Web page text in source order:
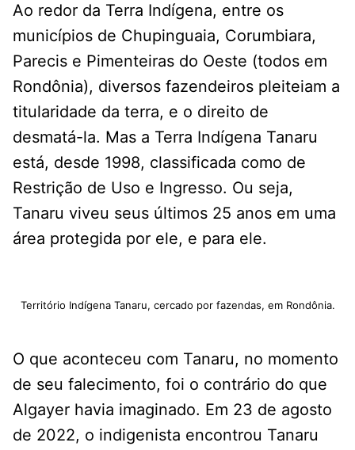
Ao redor da Terra Indígena, entre os
municípios de Chupinguaia, Corumbiara,
Parecis e Pimenteiras do Oeste (todos em
Rondônia), diversos fazendeiros pleiteiam a
titularidade da terra, e o direito de
desmatá-la. Mas a Terra Indígena Tanaru
está, desde 1998, classificada como de
Restrição de Uso e Ingresso. Ou seja,
Tanaru viveu seus últimos 25 anos em uma
área protegida por ele, e para ele.
Território Indígena Tanaru, cercado por fazendas, em Rondônia.
O que aconteceu com Tanaru, no momento
de seu falecimento, foi o contrário do que
Algayer havia imaginado. Em 23 de agosto
de 2022, o indigenista encontrou Tanaru